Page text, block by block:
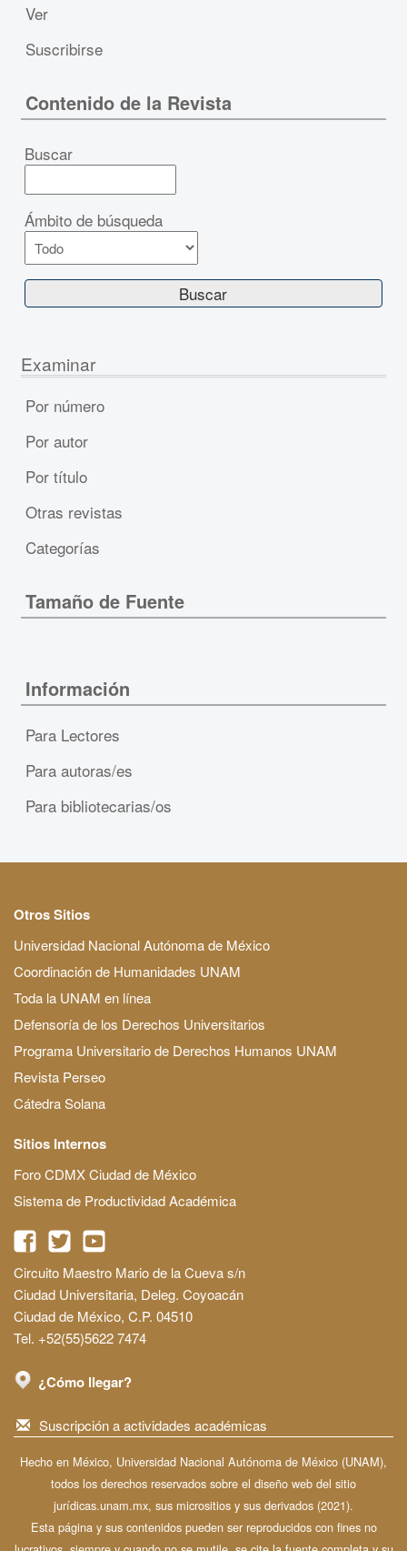
Ver
Suscribirse
Contenido de la Revista
Buscar
Ámbito de búsqueda
Examinar
Por número
Por autor
Por título
Otras revistas
Categorías
Tamaño de Fuente
Información
Para Lectores
Para autoras/es
Para bibliotecarias/os
Otros Sitios
Universidad Nacional Autónoma de México
Coordinación de Humanidades UNAM
Toda la UNAM en línea
Defensoría de los Derechos Universitarios
Programa Universitario de Derechos Humanos UNAM
Revista Perseo
Cátedra Solana
Sitios Internos
Foro CDMX Ciudad de México
Sistema de Productividad Académica
Circuito Maestro Mario de la Cueva s/n
Ciudad Universitaria, Deleg. Coyoacán
Ciudad de México, C.P. 04510
Tel. +52(55)5622 7474
¿Cómo llegar?
Suscripción a actividades académicas
Hecho en México, Universidad Nacional Autónoma de México (UNAM),
todos los derechos reservados sobre el diseño web del sitio
jurídicas.unam.mx, sus micrositios y sus derivados (2021).
Esta página y sus contenidos pueden ser reproducidos con fines no